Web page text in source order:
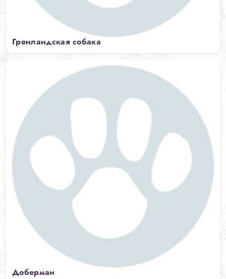
Гренландская собака
Доберман